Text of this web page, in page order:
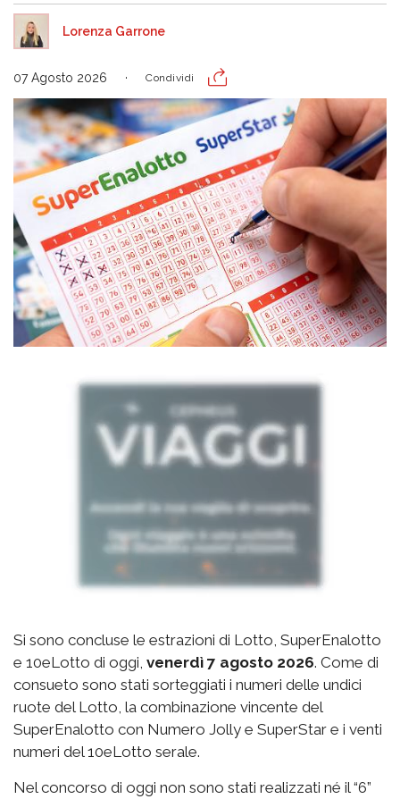
Lorenza Garrone
07 Agosto 2026 Condividi
Si sono concluse le estrazioni di Lotto, SuperEnalotto
e 10eLotto di oggi, venerdì 7 agosto 2026. Come di
consueto sono stati sorteggiati i numeri delle undici
ruote del Lotto, la combinazione vincente del
SuperEnalotto con Numero Jolly e SuperStar e i venti
numeri del 10eLotto serale.
Nel concorso di oggi non sono stati realizzati né il “6”